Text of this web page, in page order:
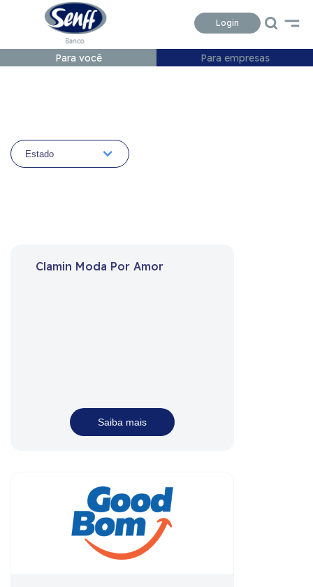
Login
Para você Para empresas
Clamin Moda Por Amor
Saiba mais